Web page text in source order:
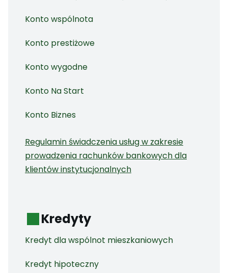
Konto wspólnota
Konto prestiżowe
Konto wygodne
Konto Na Start
Konto Biznes
Regulamin świadczenia usług w zakresie
prowadzenia rachunków bankowych dla
klientów instytucjonalnych
Kredyty
Kredyt dla wspólnot mieszkaniowych
Kredyt hipoteczny